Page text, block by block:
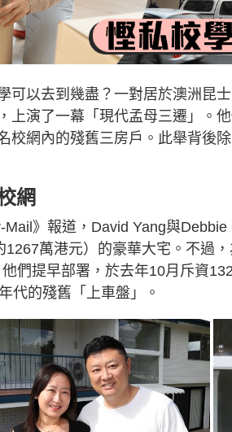
可以去到幾盡？一對居於澳洲昆
上演了一幕「現代孟母三遷」。
校網內的殘舊三房戶。此舉背後
網
Mail》報道，David Yang與
1267萬港元）的豪華大宅。不過
們提早部署，於去年10月斥資
代的殘舊「上車盤」。